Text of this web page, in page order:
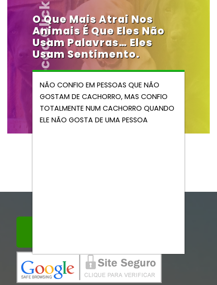
Vendocao.click
O Que Mais Atrai Nos
Animais É Que Eles Não
Usam Palavras… Eles
Usam Sentimento.
NÃO CONFIO EM PESSOAS QUE NÃO
GOSTAM DE CACHORRO, MAS CONFIO
TOTALMENTE NUM CACHORRO QUANDO
ELE NÃO GOSTA DE UMA PESSOA